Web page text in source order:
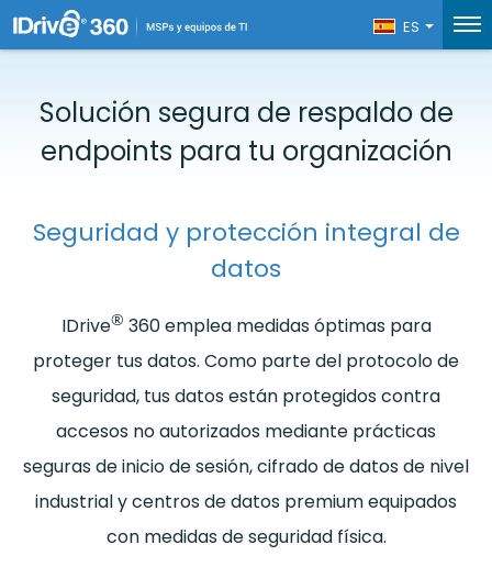
ES
Solución segura de respaldo de
endpoints para tu organización
Seguridad y protección integral de
datos
IDrive® 360 emplea medidas óptimas para
proteger tus datos. Como parte del protocolo de
seguridad, tus datos están protegidos contra
accesos no autorizados mediante prácticas
seguras de inicio de sesión, cifrado de datos de nivel
industrial y centros de datos premium equipados
con medidas de seguridad física.